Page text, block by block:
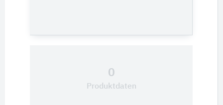
0
Produktdaten